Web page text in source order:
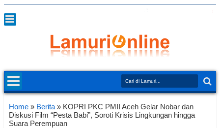
Home » Berita » KOPRI PKC PMII Aceh Gelar Nobar dan
Diskusi Film “Pesta Babi”, Soroti Krisis Lingkungan hingga
Suara Perempuan